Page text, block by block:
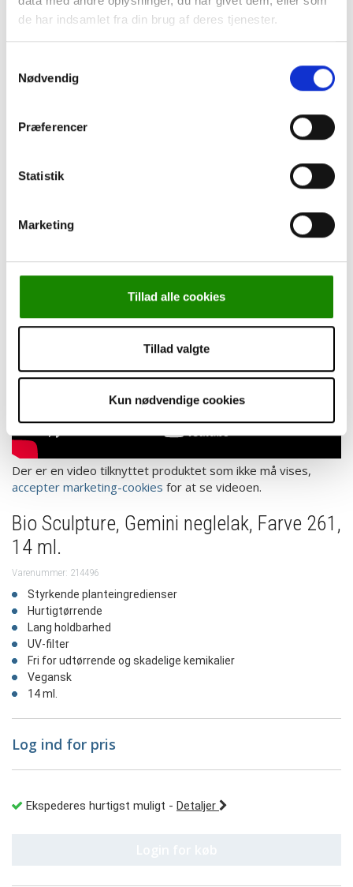
de har indsamlet fra din brug af deres tjenester.
Nødvendig
Præferencer
Statistik
Marketing
Tillad alle cookies
Tillad valgte
Kun nødvendige cookies
Der er en video tilknyttet produktet som ikke må vises,
accepter marketing-cookies for at se videoen.
Bio Sculpture, Gemini neglelak, Farve 261,
14 ml.
Varenummer: 214496
Styrkende planteingredienser
Hurtigtørrende
Lang holdbarhed
UV-filter
Fri for udtørrende og skadelige kemikalier
Vegansk
14 ml.
Log ind for pris
Ekspederes hurtigst muligt - Detaljer